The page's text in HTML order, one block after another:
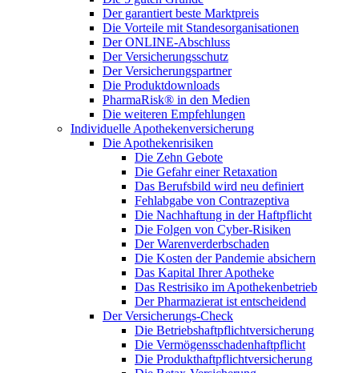
Der garantiert beste Marktpreis
Die Vorteile mit Standesorganisationen
Der ONLINE-Abschluss
Der Versicherungsschutz
Der Versicherungspartner
Die Produktdownloads
PharmaRisk® in den Medien
Die weiteren Empfehlungen
Individuelle Apothekenversicherung
Die Apothekenrisiken
Die Zehn Gebote
Die Gefahr einer Retaxation
Das Berufsbild wird neu definiert
Fehlabgabe von Contrazeptiva
Die Nachhaftung in der Haftpflicht
Die Folgen von Cyber-Risiken
Der Warenverderbschaden
Die Kosten der Pandemie absichern
Das Kapital Ihrer Apotheke
Das Restrisiko im Apothekenbetrieb
Der Pharmazierat ist entscheidend
Der Versicherungs-Check
Die Betriebshaftpflichtversicherung
Die Vermögensschadenhaftpflicht
Die Produkthaftpflichtversicherung